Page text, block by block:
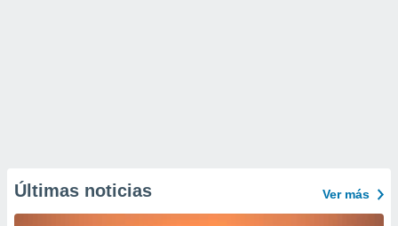
Últimas noticias Ver más